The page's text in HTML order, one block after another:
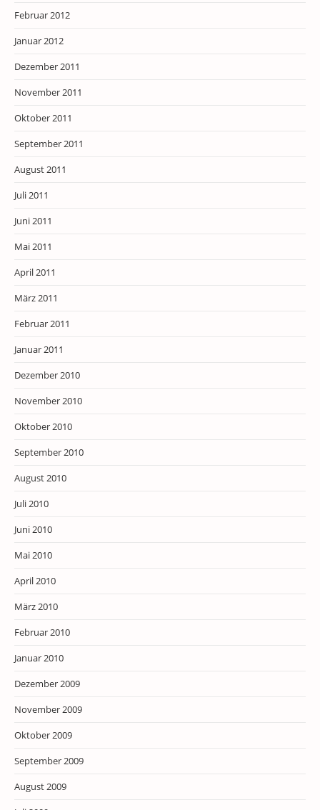
Februar 2012
Januar 2012
Dezember 2011
November 2011
Oktober 2011
September 2011
August 2011
Juli 2011
Juni 2011
Mai 2011
April 2011
März 2011
Februar 2011
Januar 2011
Dezember 2010
November 2010
Oktober 2010
September 2010
August 2010
Juli 2010
Juni 2010
Mai 2010
April 2010
März 2010
Februar 2010
Januar 2010
Dezember 2009
November 2009
Oktober 2009
September 2009
August 2009